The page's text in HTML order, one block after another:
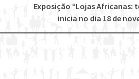
Exposição “Lojas
inicia no dia 18 de